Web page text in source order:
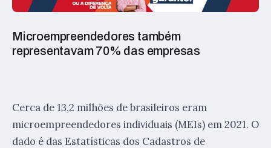
Microempreendedores também
representavam 70% das empresas
Cerca de 13,2 milhões de brasileiros eram
microempreendedores individuais (MEIs) em 2021. O
dado é das Estatísticas dos Cadastros de